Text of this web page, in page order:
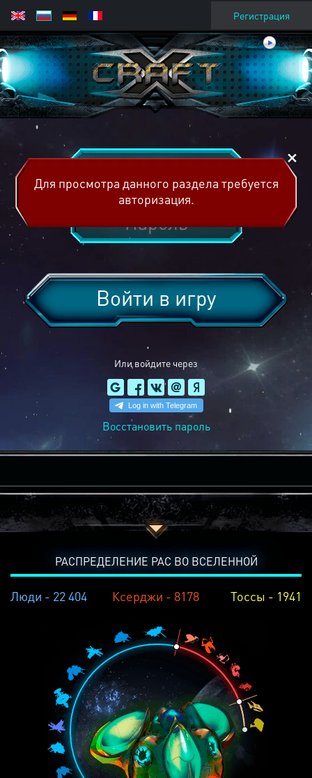
Регистрация
Или войдите через
Войти в игру
Восстановить пароль
Для просмотра данного раздела требуется
авторизация.
РАСПРЕДЕЛЕНИЕ РАС ВО ВСЕЛЕННОЙ
Люди - 22 404 Ксерджи - 8178 Тоссы - 1941